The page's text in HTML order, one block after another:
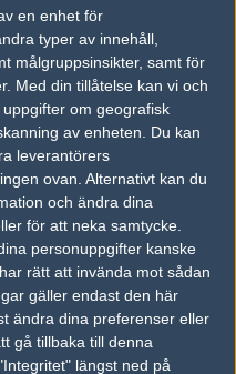
en enhet för
typer av innehåll,
målgruppsinsikter, samt för
Med din tillåtelse kan vi och
om geografisk
av enheten. Du kan
leverantörers
ovan. Alternativt kan du
och ändra dina
för att neka samtycke.
personuppgifter kanske
rätt att invända mot sådan
gäller endast den här
ändra dina preferenser eller
gå tillbaka till denna
längst ned på
Fragbite är skyddat enligt